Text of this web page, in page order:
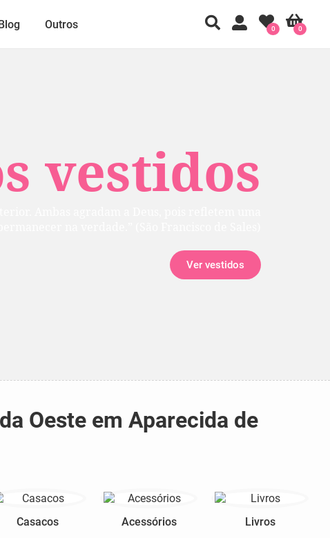
vestidos
Ver vestidos
Outros 0
0
Oeste em Aparecida de
Casacos Acessórios Livros